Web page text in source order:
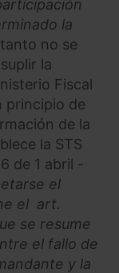
la
no se
la
Fiscal
principio de
de la
la STS
de 1 abril -
el
el art.
se resume
el fallo de
y la